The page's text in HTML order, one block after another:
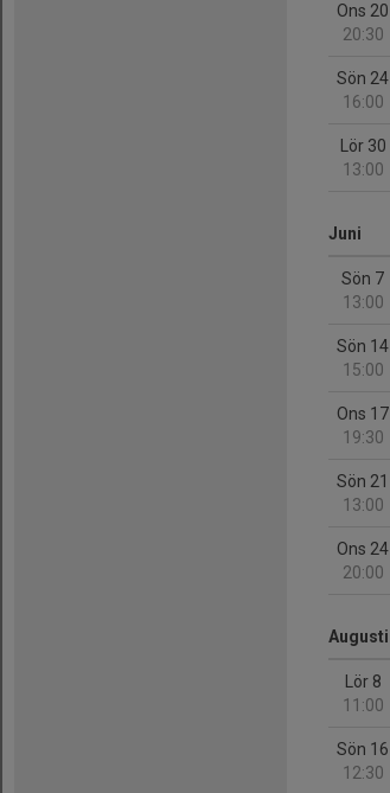
Ons 20
20:30
Sön 24
16:00
Lör 30
13:00
Juni
Sön 7
13:00
Sön 14
15:00
Ons 17
19:30
Sön 21
13:00
Ons 24
20:00
Augusti
Lör 8
11:00
Sön 16
12:30